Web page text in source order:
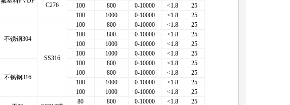
C276
100 800 0-10000 <1.8
25
100 1000 0-10000 <1.8 25
不锈钢304
SS316
100 800 0-10000 <1.8
25
100 800 0-10000 <1.8
25
100 1000 0-10000 <1.8
25
100 1000 0-10000 <1.8
25
不锈钢316
100 800 0-10000 <1.8
25
100 800 0-10000 <1.8
25
100 1000 0-10000 <1.8
25
100 1000 0-10000 <1.8
25
80 800 0-10000 <1.8
25